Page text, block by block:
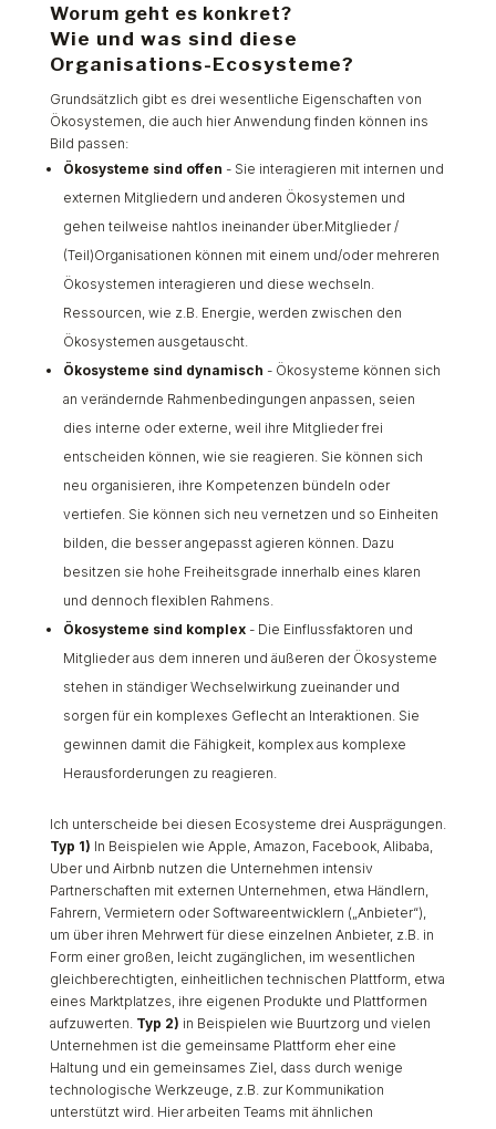
Worum geht es konkret?
Wie und was sind diese
Organisations-Ecosysteme?
Grundsätzlich gibt es drei wesentliche Eigenschaften von
Ökosystemen, die auch hier Anwendung finden können ins
Bild passen:
Ökosysteme sind offen - Sie interagieren mit internen und
externen Mitgliedern und anderen Ökosystemen und
gehen teilweise nahtlos ineinander über.Mitglieder /
(Teil)Organisationen können mit einem und/oder mehreren
Ökosystemen interagieren und diese wechseln.
Ressourcen, wie z.B. Energie, werden zwischen den
Ökosystemen ausgetauscht.
Ökosysteme sind dynamisch - Ökosysteme können sich
an verändernde Rahmenbedingungen anpassen, seien
dies interne oder externe, weil ihre Mitglieder frei
entscheiden können, wie sie reagieren. Sie können sich
neu organisieren, ihre Kompetenzen bündeln oder
vertiefen. Sie können sich neu vernetzen und so Einheiten
bilden, die besser angepasst agieren können. Dazu
besitzen sie hohe Freiheitsgrade innerhalb eines klaren
und dennoch flexiblen Rahmens.
Ökosysteme sind komplex- Die Einflussfaktoren und
Mitglieder aus dem inneren und äußeren der Ökosysteme
stehen in ständiger Wechselwirkung zueinander und
sorgen für ein komplexes Geflecht an Interaktionen. Sie
gewinnen damit die Fähigkeit, komplex aus komplexe
Herausforderungen zu reagieren.
Ich unterscheide bei diesen Ecosysteme drei Ausprägungen.
Typ 1) In Beispielen wie Apple, Amazon, Facebook, Alibaba,
Uber und Airbnb nutzen die Unternehmen intensiv
Partnerschaften mit externen Unternehmen, etwa Händlern,
Fahrern, Vermietern oder Softwareentwicklern („Anbieter“),
um über ihren Mehrwert für diese einzelnen Anbieter, z.B. in
Form einer großen, leicht zugänglichen, im wesentlichen
gleichberechtigten, einheitlichen technischen Plattform, etwa
eines Marktplatzes, ihre eigenen Produkte und Plattformen
aufzuwerten. Typ 2) in Beispielen wie Buurtzorg und vielen
Unternehmen ist die gemeinsame Plattform eher eine
Haltung und ein gemeinsames Ziel, dass durch wenige
technologische Werkzeuge, z.B. zur Kommunikation
unterstützt wird. Hier arbeiten Teams mit ähnlichen